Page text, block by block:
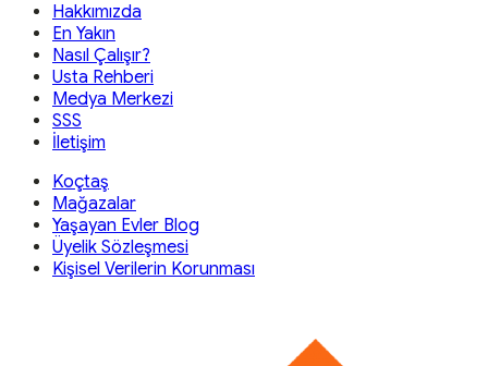
Hakkımızda
En Yakın
Nasıl Çalışır?
Usta Rehberi
Medya Merkezi
SSS
İletişim
Koçtaş
Mağazalar
Yaşayan Evler Blog
Üyelik Sözleşmesi
Kişisel Verilerin Korunması